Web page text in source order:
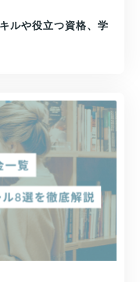
ルや役立つ資格、学